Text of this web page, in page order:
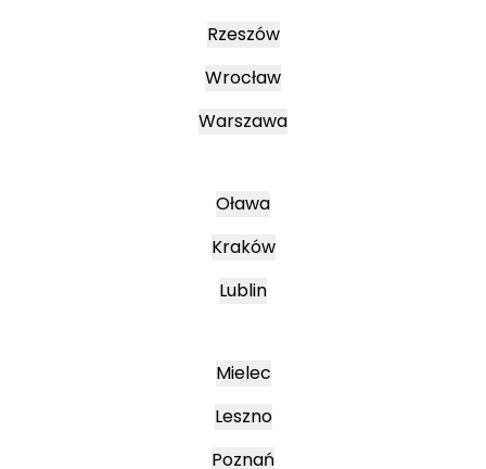
Rzeszów
Wrocław
Warszawa
Oława
Kraków
Lublin
Mielec
Leszno
Poznań